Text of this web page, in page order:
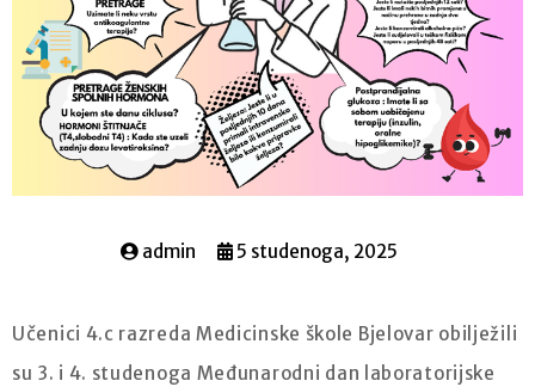
admin 5 studenoga, 2025
Učenici 4.c razreda Medicinske škole Bjelovar obilježili
su 3. i 4. studenoga Međunarodni dan laboratorijske